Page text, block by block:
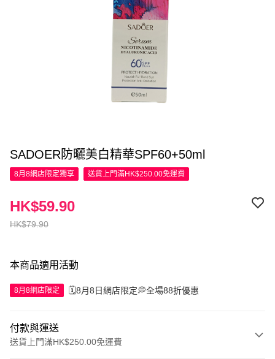
SADOER防曬美白精華SPF60+50ml
8月8網店限定獨享 送貨上門滿HK$250.00免運費
HK$79.90
HK$59.90
本商品適用活動
8月8網店限定 🗓️8月8日網店限定💭全場88折優惠
付款與運送
送貨上門滿HK$250.00免運費